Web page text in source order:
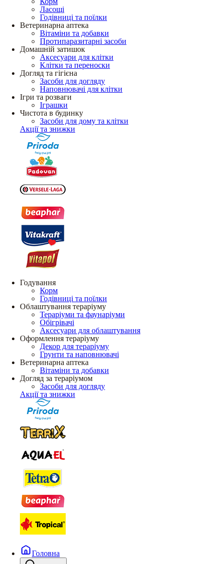
Ласощі
Годівниці та поїлки
Ветеринарна аптека
Вітаміни та добавки
Протипаразитарні засоби
Домашній затишок
Аксесуари для клітки
Клітки та переноски
Догляд та гігієна
Засоби для догляду
Наповнювачі для клітки
Ігри та розваги
Іграшки
Чистота в будинку
Засоби для дому та клітки
Акції та знижки
Годування
Корм
Годівниці та поїлки
Облаштування тераріуму
Тераріуми та фаунаріуми
Обігрівачі
Аксесуари для облаштування
Оформлення тераріуму
Декор для тераріуму
Грунти та наповнювачі
Ветеринарна аптека
Вітаміни та добавки
Догляд за тераріумом
Засоби для догляду
Акції та знижки
Головна